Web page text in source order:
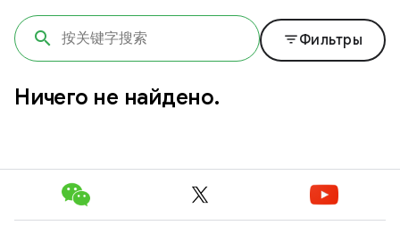
filter_listФильтры
Ничего не найдено.